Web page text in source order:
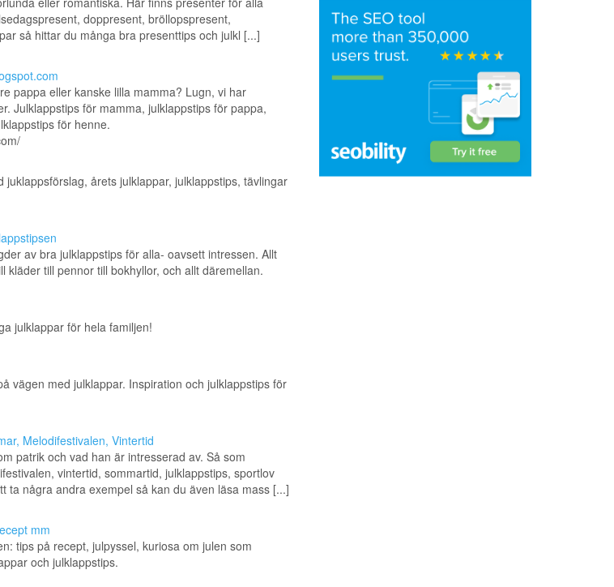
doppresent, bröllopspresent,
så hittar du många bra presenttips och julkl [...]
pappa eller kanske lilla mamma? Lugn, vi har
Julklappstips för mamma, julklappstips för pappa,
för henne.
juklappsförslag, årets julklappar, julklappstips, tävlingar
av bra julklappstips för alla- oavsett intressen. Allt
kläder till pennor till bokhyllor, och allt däremellan.
julklappar för hela familjen!
vägen med julklappar. Inspiration och julklappstips för
Melodifestivalen, Vintertid
patrik och vad han är intresserad av. Så som
vintertid, sommartid, julklappstips, sportlov
ta några andra exempel så kan du även läsa mass [...]
mm
tips på recept, julpyssel, kuriosa om julen som
och julklappstips.